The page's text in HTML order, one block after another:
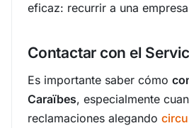
eficaz: recurrir a una
Contactar con el
Es importante saber cómo
Caraïbes, especialmente
reclamaciones alegando